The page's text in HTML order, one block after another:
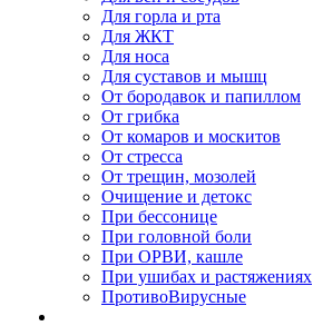
Для горла и рта
Для ЖКТ
Для носа
Для суставов и мышц
От бородавок и папиллом
От грибка
От комаров и москитов
От стресса
От трещин, мозолей
Очищение и детокс
При бессонице
При головной боли
При ОРВИ, кашле
При ушибах и растяжениях
ПротивоВирусные